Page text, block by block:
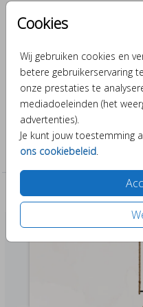
Cookies
Wij gebruiken cookies en
betere gebruikerservaring
onze prestaties te
mediadoeleinden (het
advertenties).
Je kunt jouw toestemming
ons cookiebeleid
Omschrijving
getekend en afgewerkt met
met deze schattige familie
lettertypes er je eigen ontwerp
Collectie
Neutrale kaartjes
Past er leuk bij